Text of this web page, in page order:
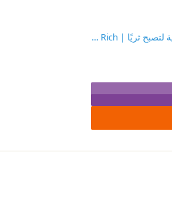
فكر وازدد ثراء: اكتشف قوتك السحرية لتصبح ثريًا | ‎Think And Grow Rich‎